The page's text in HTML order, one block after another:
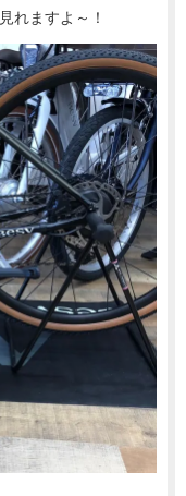
れますよ～！